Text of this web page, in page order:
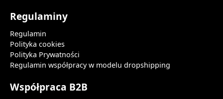
Regulaminy
Regulamin
Polityka cookies
Polityka Prywatności
Regulamin współpracy w modelu dropshipping
Współpraca B2B